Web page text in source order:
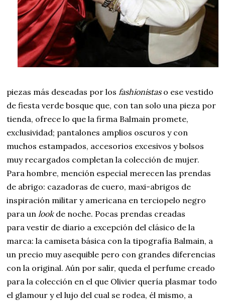
piezas más deseadas por los fashionistaso ese vestido
de fiesta verde bosque que, con tan solo una pieza por
tienda, ofrece lo que la firma Balmain promete,
exclusividad; pantalones amplios oscuros y con
muchos estampados, accesorios excesivos y bolsos
muy recargados completan la colección de mujer.
Para hombre, mención especial merecen las prendas
de abrigo: cazadoras de cuero, maxi-abrigos de
inspiración militar y americana en terciopelo negro
para unlookde noche. Pocas prendas creadas
para vestir de diario a excepción del clásico de la
marca: la camiseta básica con la tipografía Balmain, a
un precio muy asequible pero con grandes diferencias
con la original. Aún por salir, queda el perfume creado
para la colección en el que Olivier quería plasmar todo
el glamour y el lujo del cual se rodea, él mismo, a